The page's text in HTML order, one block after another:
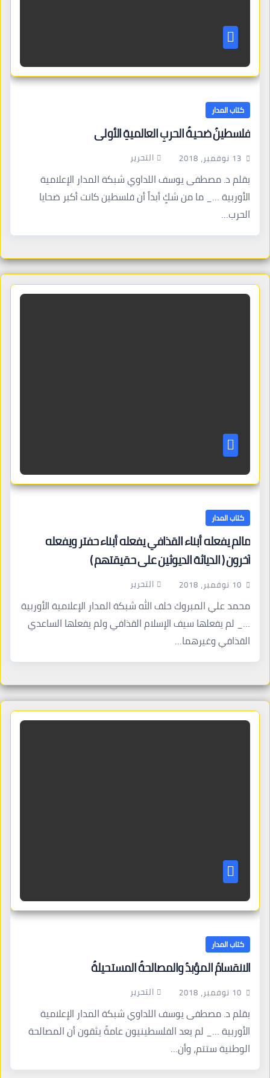
كتاب المدار
فلسطينُ ضحيةُ الحربِ العالميةِ الأولى
13 نوفمبر، 2018 التحرير
بقلم د. مصطفى يوسف اللداوي شبكة المدار الإعلامية
الأوربية …_ ما من شكٍ أبداً أن فلسطين كانت أكبر ضحايا
الحرب…
كتاب المدار
مالم يفعله أبناء القذافي يفعله أبناء حفتر ويفعله
آخرون ( الدياثة الديوثين على حقيقتهم )
10 نوفمبر، 2018 التحرير
محمد علي المبروك خلف الله شبكة المدار الإعلامية الأوربية
…_ لم يفعلها سيف الإسلام القذافي ولم يفعلها الساعدي
القذافي وغيرهما…
كتاب المدار
الانقسامُ المؤبدُ والمصالحةُ المستحيلةُ
10 نوفمبر، 2018 التحرير
بقلم د. مصطفى يوسف اللداوي شبكة المدار الإعلامية
الأوربية …_ لم يعد الفلسطينيون عامةً يثقون أن المصالحة
الوطنية ستتم، وأن…